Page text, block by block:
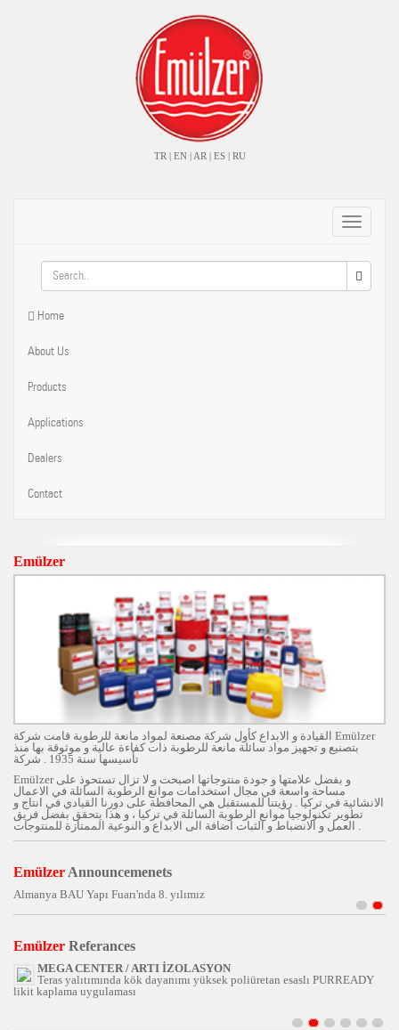
TR | EN| AR | ES| RU
Toggle
Home
About Us
Products
Applications
Dealers
Contact
Emülzer
القيادة و الابداع كأول شركة مصنعة لمواد مانعة للرطوبة قامت شركة Emülzer
بتصنيع و تجهيز مواد سائلة مانعة للرطوبة ذات كفاءة عالية و موثوقة بها منذ
تأسيسها سنة 1935 . شركة
Emülzer و بفضل علامتها و جودة منتوجاتها اصبحت و لا تزال تستحوذ على
مساحة واسعة في مجال استخدامات موانع الرطوبة السائلة في الاعمال
الانشائية في تركيا . رؤيتنا للمستقبل هي المحافظة على دورنا القيادي في انتاج و
تطوير تكنولوجيا موانع الرطوبة السائلة في تركيا ، و هذا يتحقق بفضل فريق
العمل و الانضباط و الثبات اضافة الى الابداع و النوعية الممتازة للمنتوجات .
Emülzer Announcemenets
Almanya BAU Yapı Fuarı'nda 8. yılımız
Emülzer Referances
MEGA CENTER / ARTI İZOLASYON
Teras yalıtımında kök dayanımı yüksek poliüretan esaslı PURREADY
likit kaplama uygulaması